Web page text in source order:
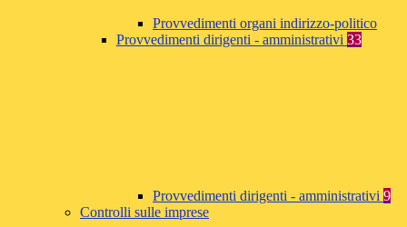
Provvedimenti organi indirizzo-politico
Provvedimenti dirigenti - amministrativi 33
Provvedimenti dirigenti - amministrativi 9
Controlli sulle imprese